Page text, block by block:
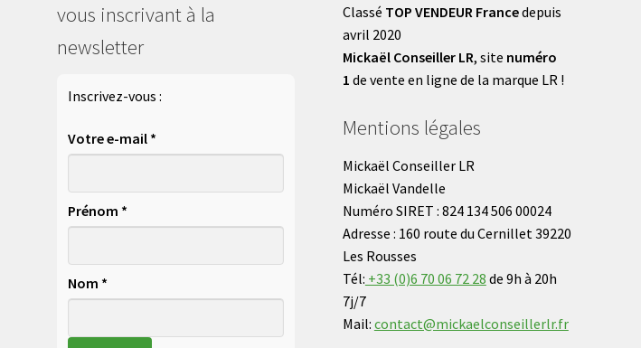
vous inscrivant à la
newsletter
Inscrivez-vous :
Votre e-mail *
Prénom *
Nom *
Classé TOP VENDEUR Francedepuis
avril 2020
Mickaël Conseiller LR, site numéro
1 de vente en ligne de la marque LR !
Mentions légales
Mickaël Conseiller LR
Mickaël Vandelle
Numéro SIRET : 824 134 506 00024
Adresse : 160 route du Cernillet 39220
Les Rousses
Tél: +33 (0)6 70 06 72 28 de 9h à 20h
7j/7
Mail: contact@mickaelconseillerlr.fr